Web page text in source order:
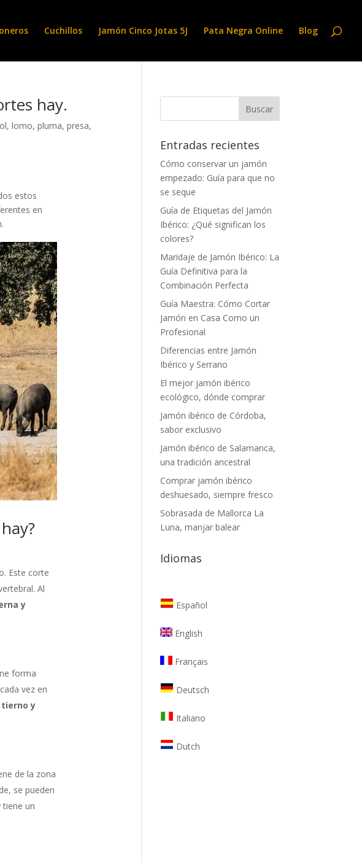
Cuchillos Jamón Cinco Jotas 5J Pata Negra Online Blog
hay.
,lomo,pluma,presa,
estos
en
Este corte
Al
y
forma
vez en
tierno y
de la zona
se pueden
un
Entradas recientes
Cómo conservar un jamón
empezado: Guía para que no
se seque
Guía de Etiquetas del Jamón
Ibérico: ¿Qué significan los
colores?
Maridaje de Jamón Ibérico: La
Guía Definitiva para la
Combinación Perfecta
Guía Maestra: Cómo Cortar
Jamón en Casa Como un
Profesional
Diferencias entre Jamón
Ibérico y Serrano
El mejor jamón ibérico
ecológico, dónde comprar
Jamón ibérico de Córdoba,
sabor exclusivo
Jamón ibérico de Salamanca,
una tradición ancestral
Comprar jamón ibérico
deshuesado, siempre fresco
Sobrasada de Mallorca La
Luna, manjar balear
Idiomas
Español
English
Français
Deutsch
Italiano
Dutch